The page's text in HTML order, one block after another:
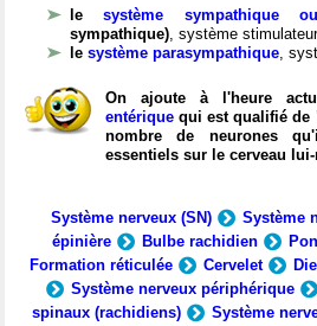
lesystème sympathique
sympathique), système
le système parasympathique,
On ajoute à l'heure
entérique qui est qualifié de
nombre de neurones
essentiels sur le cerveau
Système nerveux (SN) Système
épinière
Bulbe rachidien
Formation réticulée
Cervelet
Système nerveux périphérique
spinaux (rachidiens)
Système